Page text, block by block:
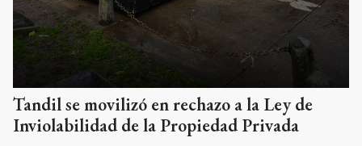
Tandil se movilizó en rechazo a la Ley de
Inviolabilidad de la Propiedad Privada